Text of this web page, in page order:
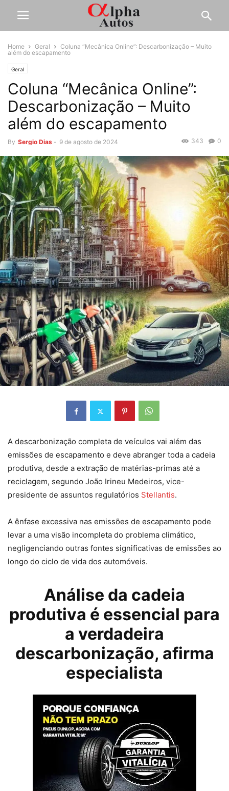
Home Geral
Coluna “Mecânica Online”: Descarbonização – Muito
além do escapamento
Geral
Coluna “Mecânica Online”:
Descarbonização – Muito
além do escapamento
By Sergio Dias - 9 de agosto de 2024 0
343
A descarbonização completa de veículos vai além das
emissões de escapamento e deve abranger toda a cadeia
produtiva, desde a extração de matérias-primas até a
reciclagem, segundo João Irineu Medeiros, vice-
presidente de assuntos regulatórios Stellantis.
A ênfase excessiva nas emissões de escapamento pode
levar a uma visão incompleta do problema climático,
negligenciando outras fontes significativas de emissões ao
longo do ciclo de vida dos automóveis.
Análise da cadeia
produtiva é essencial para
a verdadeira
descarbonização, afirma
especialista